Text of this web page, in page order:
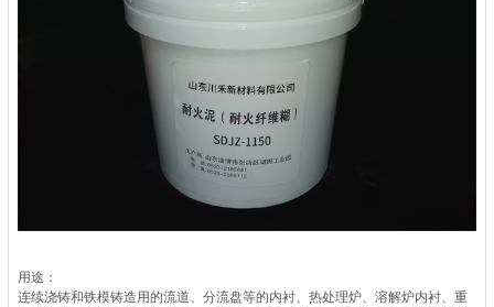
用途：
连续浇铸和铁模铸造用的流道、分流盘等的内衬、热处理炉、溶解炉内衬、重